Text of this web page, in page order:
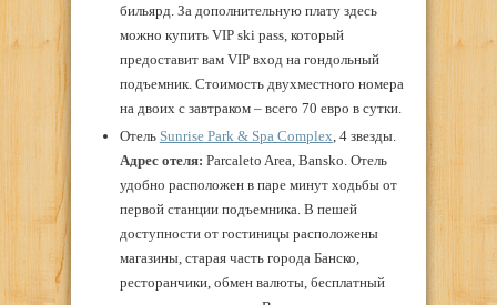
бильярд. За дополнительную плату здесь
можно купить VIP ski pass, который
предоставит вам VIP вход на гондольный
подъемник. Стоимость двухместного номера
на двоих с завтраком – всего 70 евро в сутки.
Отель Sunrise Park & Spa Complex , 4 звезды.
Адрес отеля: Parcaleto Area, Bansko. Отель
удобно расположен в паре минут ходьбы от
первой станции подъемника. В пешей
доступности от гостиницы расположены
магазины, старая часть города Банско,
ресторанчики, обмен валюты, бесплатный